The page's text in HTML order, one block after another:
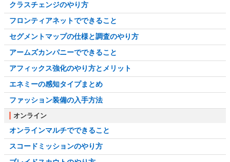
クラスチェンジのやり方
フロンティアネットでできること
セグメントマップの仕様と調査のやり方
アームズカンパニーでできること
アフィックス強化のやり方とメリット
エネミーの感知タイプまとめ
ファッション装備の入手方法
オンライン
オンラインマルチでできること
スコードミッションのやり方